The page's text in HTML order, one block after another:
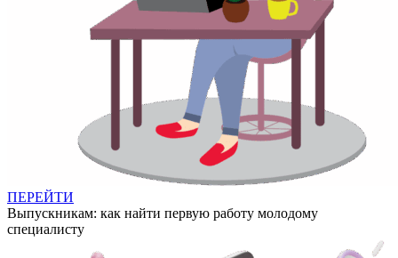
ПЕРЕЙТИ
Выпускникам: как найти первую работу молодому
специалисту